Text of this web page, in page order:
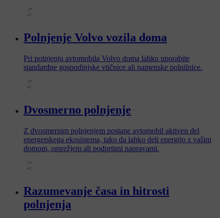
Polnjenje Volvo vozila doma
Pri polnjenju avtomobila Volvo doma lahko uporabite
standardne gospodinjske vtičnice ali namenske polnilnice.
Dvosmerno polnjenje
Z dvosmernim polnjenjem postane avtomobil aktiven del
energetskega ekosistema, tako da lahko deli energijo z vašim
domom, omrežjem ali podprtimi napravami.
Razumevanje časa in hitrosti
polnjenja